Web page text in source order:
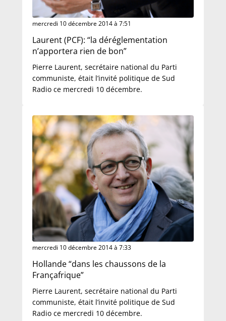
mercredi 10 décembre 2014 à 7:51
Laurent (PCF): “la déréglementation
n’apportera rien de bon”
Pierre Laurent, secrétaire national du Parti
communiste, était l’invité politique de Sud
Radio ce mercredi 10 décembre.
mercredi 10 décembre 2014 à 7:33
Hollande “dans les chaussons de la
Françafrique”
Pierre Laurent, secrétaire national du Parti
communiste, était l’invité politique de Sud
Radio ce mercredi 10 décembre.